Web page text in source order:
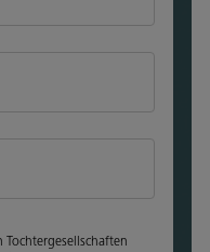
Tochtergesellschaften